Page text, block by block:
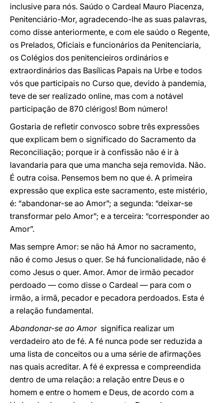
inclusive para nós. Saúdo o Cardeal Mauro Piacenza,
Penitenciário-Mor, agradecendo-lhe as suas palavras,
como disse anteriormente, e com ele saúdo o Regente,
os Prelados, Oficiais e funcionários da Penitenciaria,
os Colégios dos penitencieiros ordinários e
extraordinários das Basílicas Papais na Urbe e todos
vós que participais no Curso que, devido à pandemia,
teve de ser realizado online, mas com a notável
participação de 870 clérigos! Bom número!
Gostaria de refletir convosco sobre três expressões
que explicam bem o significado do Sacramento da
Reconciliação; porque ir à confissão não é ir à
lavandaria para que uma mancha seja removida. Não.
É outra coisa. Pensemos bem no que é. A primeira
expressão que explica este sacramento, este mistério,
é: “abandonar-se ao Amor”; a segunda: “deixar-se
transformar pelo Amor”; e a terceira: “corresponder ao
Amor”.
Mas sempre Amor: se não há Amor no sacramento,
não é como Jesus o quer. Se há funcionalidade, não é
como Jesus o quer. Amor. Amor de irmão pecador
perdoado — como disse o Cardeal — para com o
irmão, a irmã, pecador e pecadora perdoados. Esta é
a relação fundamental.
Abandonar-se ao Amorsignifica realizar um
verdadeiro ato de fé. A fé nunca pode ser reduzida a
uma lista de conceitos ou a uma série de afirmações
nas quais acreditar. A fé é expressa e compreendida
dentro de uma relação: a relação entre Deus e o
homem e entre o homem e Deus, de acordo com a